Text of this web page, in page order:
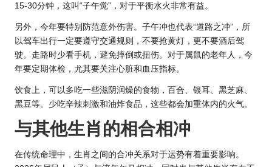
15-30分钟，这叫“子午觉”，对于平衡水火非常有益。
另外，今年要特别防范意外伤害。子午冲也代表“道路之冲”，所
以驾车出行一定要遵守交通规则，不要抢黄灯，更不要酒后驾
驶。走路时少看手机，避免摔倒或扭伤。对于属鼠的老年人，今
年要定期体检，尤其要关注心脏和血压指标。
饮食上，可以多吃一些滋阴润燥的食物，百合、银耳、黑芝麻、
黑豆等。少吃辛辣刺激和油炸食品，这些都会加重体内的火气。
与其他生肖的相合相冲
在传统命理中，生肖之间的合冲关系对于运势有着重要影响。